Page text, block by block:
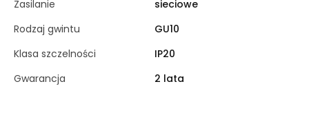
Zasilanie
sieciowe
Rodzaj gwintu
GU10
Klasa szczelności
IP20
Gwarancja
2 lata